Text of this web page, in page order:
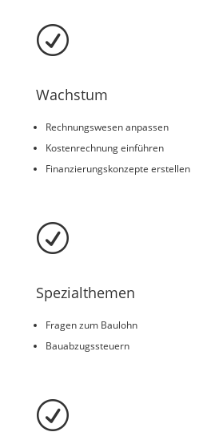
R
Wachstum
Rechnungswesen anpassen
Kostenrechnung einführen
Finanzierungskonzepte erstellen
R
Spezialthemen
Fragen zum Baulohn
Bauabzugssteuern
R